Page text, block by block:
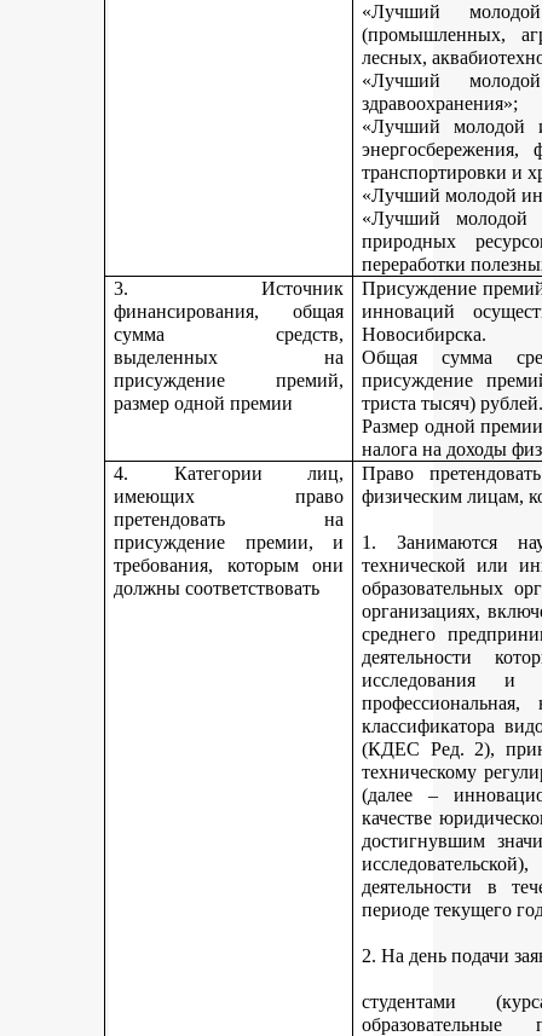
«Лучший
(промышленных,
лесных,
«Лучший
здравоохранения»;
«Лучший молодой
транспортировки и
«Лучший молодой
«Лучший молодой
природных
переработки
3. Источник
финансирования, общая
сумма средств,
выделенных на
присуждение премий,
размер одной премии
Присуждение
инноваций
Новосибирска.
Общая сумма
присуждение
триста тысяч)
Размер одной
налога на доходы
4. Категории лиц,
имеющих право
претендовать на
присуждение премии, и
требования, которым они
должны соответствовать
Право
физическим лицам,
1. Занимаются
технической или
образовательных
организациях,
среднего
деятельности
исследования и
классификатора
(КДЕС Ред. 2),
техническому
(далее –
качестве
достигнувшим
деятельности в
периоде текущего
2. На день подачи
студентами
образовательные